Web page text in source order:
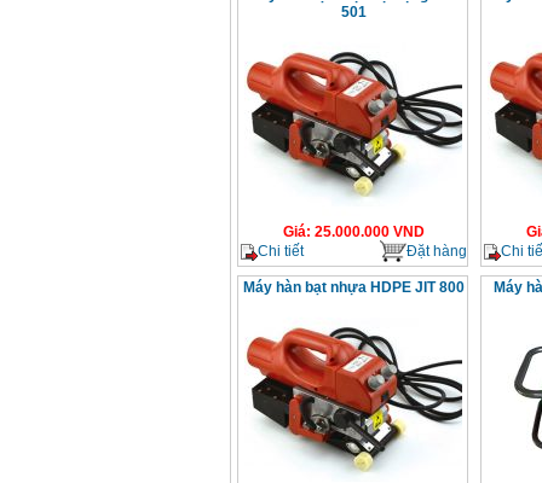
501
Giá: 25.000.000 VND
Chi tiết
Đặt hàng
Chi
Máy hàn bạt nhựa HDPE JIT 800 Máy